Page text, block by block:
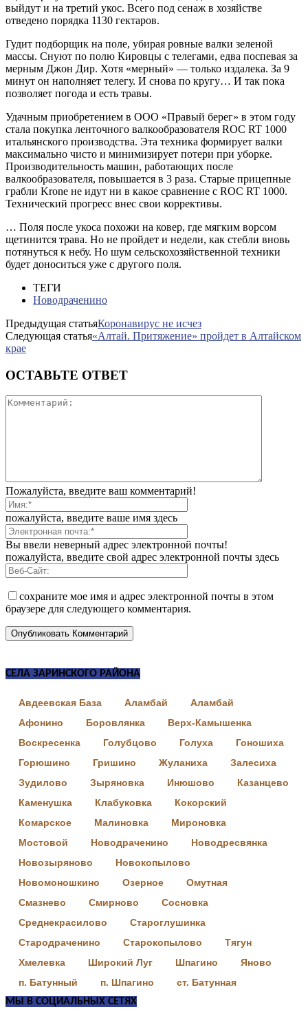
выйдут и на третий укос. Всего под сенаж в хозяйстве
отведено порядка 1130 гектаров.
Гудит подборщик на поле, убирая ровные валки зеленой
массы. Снуют по полю Кировцы с телегами, едва поспевая за
мерным Джон Дир. Хотя «мерный» — только издалека. За 9
минут он наполняет телегу. И снова по кругу… И так пока
позволяет погода и есть травы.
Удачным приобретением в ООО «Правый берег» в этом году
стала покупка ленточного валкообразователя ROC RT 1000
итальянского производства. Эта техника формирует валки
максимально чисто и минимизирует потери при уборке.
Производительность машин, работающих после
валкообразователя, повышается в 3 раза. Старые прицепные
грабли Krone не идут ни в какое сравнение с ROC RT 1000.
Технический прогресс внес свои коррективы.
… Поля после укоса похожи на ковер, где мягким ворсом
щетинится трава. Но не пройдет и недели, как стебли вновь
потянуться к небу. Но шум сельскохозяйственной техники
будет доноситься уже с другого поля.
ТЕГИ
Новодраченино
Предыдущая статьяКоронавирус не исчез
Следующая статья«Алтай. Притяжение» пройдет в Алтайском
крае
ОСТАВЬТЕ ОТВЕТ
Пожалуйста, введите ваш комментарий!
пожалуйста, введите ваше имя здесь
Вы ввели неверный адрес электронной почты!
пожалуйста, введите свой адрес электронной почты здесь
сохраните мое имя и адрес электронной почты в этом
браузере для следующего комментария.
СЕЛА ЗАРИНСКОГО РАЙОНА
Авдеевская База Аламбай
Аламбай
Афонино
Боровлянка
Верх-Камышенка
Воскресенка
Голубцово Голуха
Гоношиха
Горюшино
Гришино Жуланиха
Залесиха
Зудилово
Зыряновка Инюшово
Казанцево
Каменушка
Клабуковка
Кокорский
Комарское
Малиновка
Мироновка
Мостовой
Новодраченино
Новодресвянка
Новозыряново
Новокопылово
Новомоношкино
Озерное
Омутная
Смазнево
Смирново
Сосновка
Среднекрасилово
Староглушинка
Стародраченино
Старокопылово
Тягун
Хмелевка
Широкий Луг Шпагино
Яново
п. Батунный
п. Шпагино
ст. Батунная
МЫ В СОЦИАЛЬНЫХ СЕТЯХ